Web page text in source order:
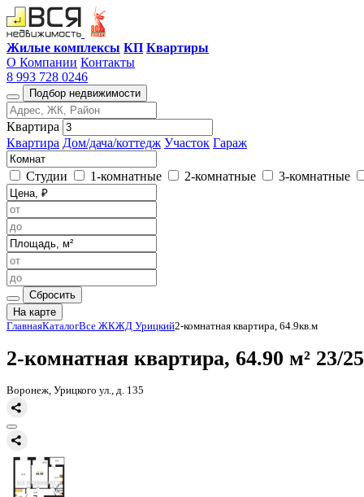
Жилые комплексы КП Квартиры
О Компании Контакты
8 993 728 0246
Подбор недвижимости
Квартира
Квартира Дом/дача/коттедж Участок Гараж
Студии 1-комнатные 2-комнатные 3-комнатные
Сбросить
На карте
Главная
2-комнатная квартира, 64.90
Воронеж, Урицкого ул., д. 135